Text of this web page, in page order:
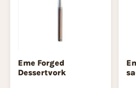
Eme Forged
Dessertvork